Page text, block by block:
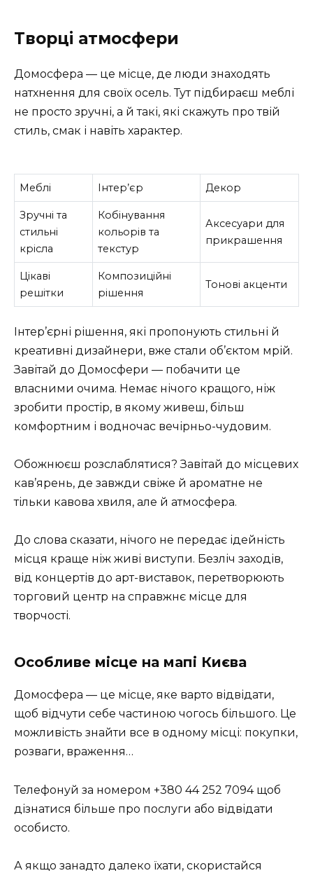
Творці атмосфери
Домосфера — це місце, де люди знаходять
натхнення для своїх осель. Тут підбираєш меблі
не просто зручні, а й такі, які скажуть про твій
стиль, смак і навіть характер.
Меблі Інтер’єр Декор
Зручні та
стильні
крісла
Кобінування
кольорів та
текстур
Аксесуари для
прикрашення
Цікаві
решітки
Композиційні
рішення
Тонові акценти
Інтер’єрні рішення, які пропонують стильні й
креативні дизайнери, вже стали об’єктом мрій.
Завітай до Домосфери — побачити це
власними очима. Немає нічого кращого, ніж
зробити простір, в якому живеш, більш
комфортним і водночас вечірньо-чудовим.
Обожнюєш розслаблятися? Завітай до місцевих
кав’ярень, де завжди свіже й ароматне не
тільки кавова хвиля, але й атмосфера.
До слова сказати, нічого не передає ідейність
місця краще ніж живі виступи. Безліч заходів,
від концертів до арт-виставок, перетворюють
торговий центр на справжнє місце для
творчості.
Особливе місце на мапі Києва
Домосфера — це місце, яке варто відвідати,
щоб відчути себе частиною чогось більшого. Це
можливість знайти все в одному місці: покупки,
розваги, враження…
Телефонуй за номером +380 44 252 7094 щоб
дізнатися більше про послуги або відвідати
особисто.
А якщо занадто далеко їхати, скористайся